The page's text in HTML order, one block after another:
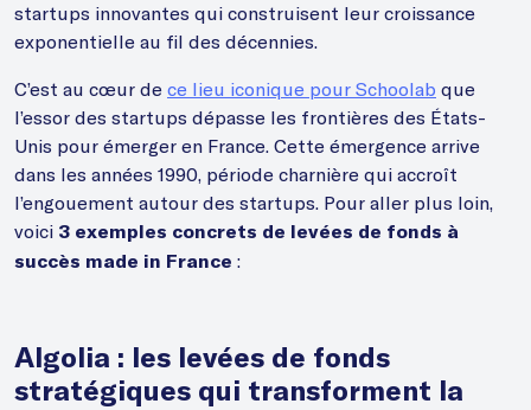
startups innovantes qui construisent leur croissance
exponentielle au fil des décennies.
C’est au cœur de ce lieu iconique pour Schoolab que
l’essor des startups dépasse les frontières des États-
Unis pour émerger en France. Cette émergence arrive
dans les années 1990, période charnière qui accroît
l’engouement autour des startups. Pour aller plus loin,
voici 3 exemples concrets de levées de fonds à
succès made in France :
Algolia : les levées de fonds
stratégiques qui transforment la